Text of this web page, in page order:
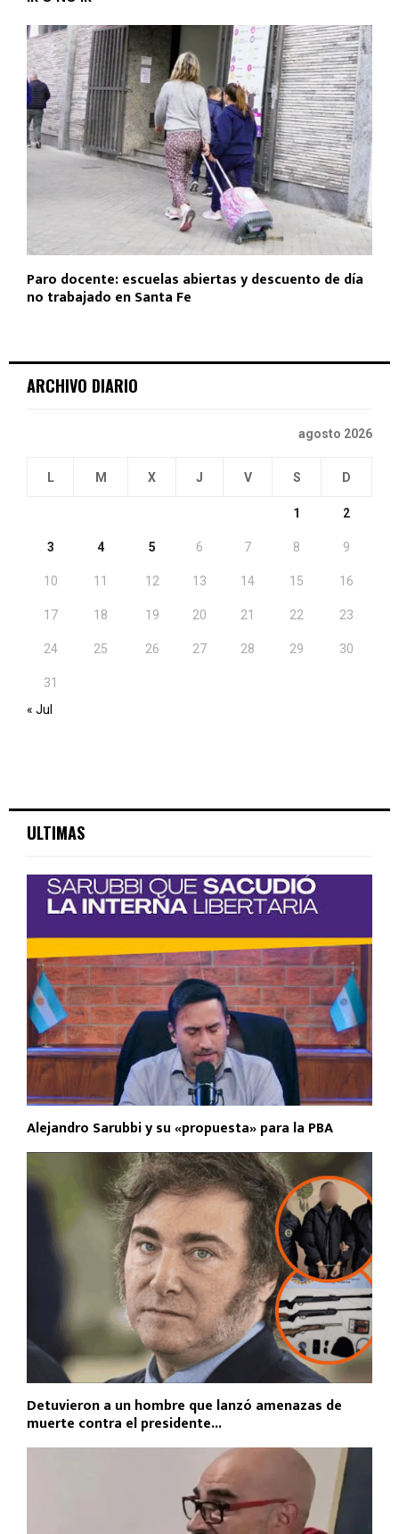
Paro docente: escuelas abiertas y descuento de día
no trabajado en Santa Fe
ARCHIVO DIARIO
agosto 2026
L M X J V S D
1 2
3 4 5 6 7 8 9
10 11 12 13 14 15 16
17 18 19 20 21 22 23
24 25 26 27 28 29 30
31
« Jul
ULTIMAS
Alejandro Sarubbi y su «propuesta» para la PBA
Detuvieron a un hombre que lanzó amenazas de
muerte contra el presidente...